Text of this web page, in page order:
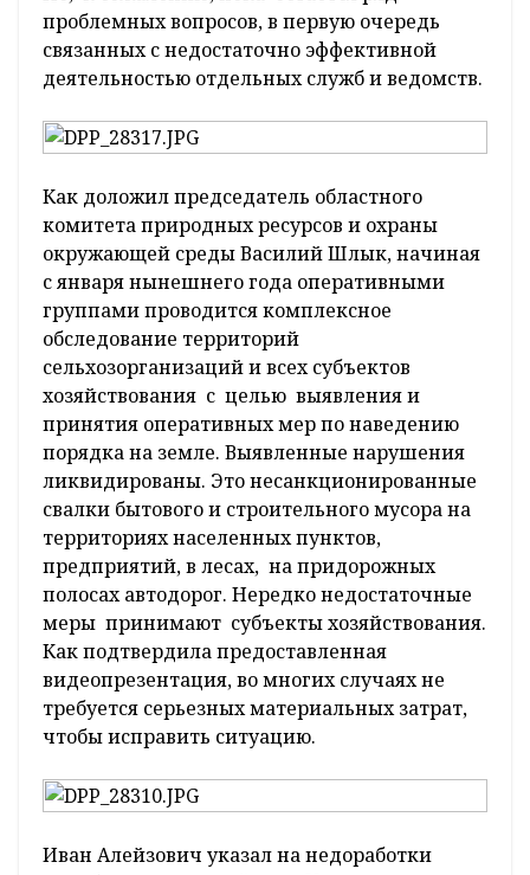
проблемных вопросов, в первую очередь
связанных с недостаточно эффективной
деятельностью отдельных служб и ведомств.
Как доложил председатель областного
комитета природных ресурсов и охраны
окружающей среды Василий Шлык, начиная
с января нынешнего года оперативными
группами проводится комплексное
обследование территорий
сельхозорганизаций и всех субъектов
хозяйствования с целью выявления и
принятия оперативных мер по наведению
порядка на земле. Выявленные нарушения
ликвидированы. Это несанкционированные
свалки бытового и строительного мусора на
территориях населенных пунктов,
предприятий, в лесах, на придорожных
полосах автодорог. Нередко недостаточные
меры принимают субъекты хозяйствования.
Как подтвердила предоставленная
видеопрезентация, во многих случаях не
требуется серьезных материальных затрат,
чтобы исправить ситуацию.
Иван Алейзович указал на недоработки